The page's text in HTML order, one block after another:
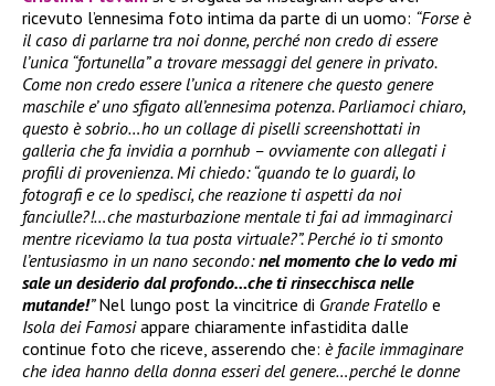
ricevuto l’ennesima foto intima da parte di un uomo: “Forse è
il caso di parlarne tra noi donne, perché non credo di essere
l’unica “fortunella” a trovare messaggi del genere in privato.
Come non credo essere l’unica a ritenere che questo genere
maschile e’ uno sfigato all’ennesima potenza. Parliamoci chiaro,
questo è sobrio…ho un collage di piselli screenshottati in
galleria che fa invidia a pornhub – ovviamente con allegati i
profili di provenienza. Mi chiedo: “quando te lo guardi, lo
fotografi e ce lo spedisci, che reazione ti aspetti da noi
fanciulle?!…che masturbazione mentale ti fai ad immaginarci
mentre riceviamo la tua posta virtuale?”. Perché io ti smonto
l’entusiasmo in un nano secondo:nel momento che lo vedo mi
sale un desiderio dal profondo…che ti rinsecchisca nelle
mutande!”Nel lungo post la vincitrice di Grande Fratello e
Isola dei Famosiappare chiaramente infastidita dalle
continue foto che riceve, asserendo che: è facile immaginare
che idea hanno della donna esseri del genere…perché le donne